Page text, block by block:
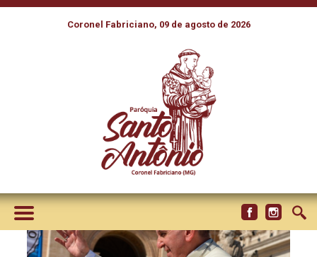
Coronel Fabriciano, 09 de agosto de 2026
PARA VIVER A CAMPANHA DA
FRATERNIDADE: O QUE É
AMIZADE SOCIAL?